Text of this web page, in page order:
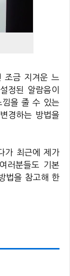
조금 지겨운 느
정된 알람음이
낌을 줄 수 있는
경하는 방법을
가 최근에 제가
러분들도 기본
법을 참고해 한